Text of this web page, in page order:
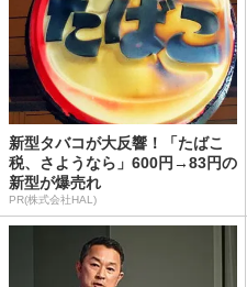
新型タバコが大反響！「たばこ
税、さようなら」600円→83円の
新型が爆売れ
PR(株式会社HAL)